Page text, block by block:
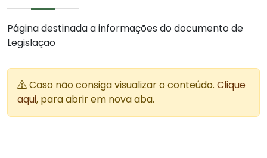
Página destinada a informações do documento de
Legislaçao
Caso não consiga visualizar o conteúdo. Clique
aqui, para abrir em nova aba.